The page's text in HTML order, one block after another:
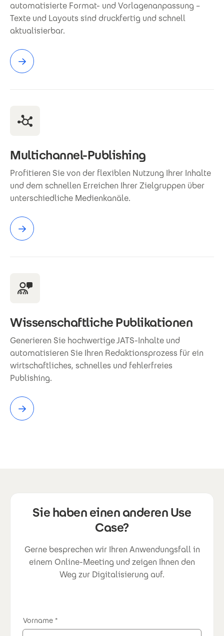
automatisierte Format- und Vorlagenanpassung –
Texte und Layouts sind druckfertig und schnell
aktualisierbar.
Multichannel-Publishing
Profitieren Sie von der flexiblen Nutzung Ihrer Inhalte
und dem schnellen Erreichen Ihrer Zielgruppen über
unterschiedliche Medienkanäle.
Wissenschaftliche Publikationen
Generieren Sie hochwertige JATS-Inhalte und
automatisieren Sie Ihren Redaktionsprozess für ein
wirtschaftliches, schnelles und fehlerfreies
Publishing.
Sie haben einen anderen Use
Case?
Gerne besprechen wir Ihren Anwendungsfall in
einem Online-Meeting und zeigen Ihnen den
Weg zur Digitalisierung auf.
Vorname